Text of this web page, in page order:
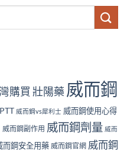
購買 壯陽藥 威而鋼
威而鋼vs犀利士 威而鋼使用心得
威而鋼副作用 威而鋼劑量 威而
而鋼安全用藥 威而鋼官網 威而鋼